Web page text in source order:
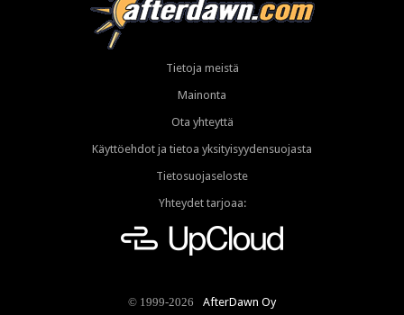
Tietoja meistä
Mainonta
Ota yhteyttä
Käyttöehdot ja tietoa yksityisyydensuojasta
Tietosuojaseloste
Yhteydet tarjoaa:
© 1999-2026 AfterDawn Oy